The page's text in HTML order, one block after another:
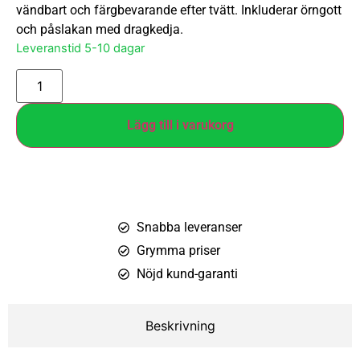
vändbart och färgbevarande efter tvätt. Inkluderar örngott
och påslakan med dragkedja.
Leveranstid 5-10 dagar
Lägg till i varukorg
Snabba leveranser
Grymma priser
Nöjd kund-garanti
Beskrivning